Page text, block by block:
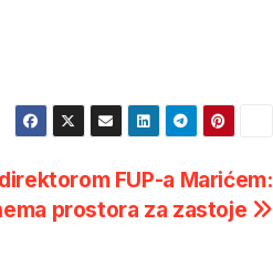
FUP-a Marićem:
prostora za zastoje